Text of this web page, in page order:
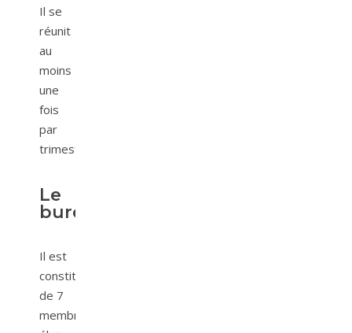
Il se
réunit
au
moins
une
fois
par
trimestre.
Le
bureau
Il est
constitué
de 7
membres